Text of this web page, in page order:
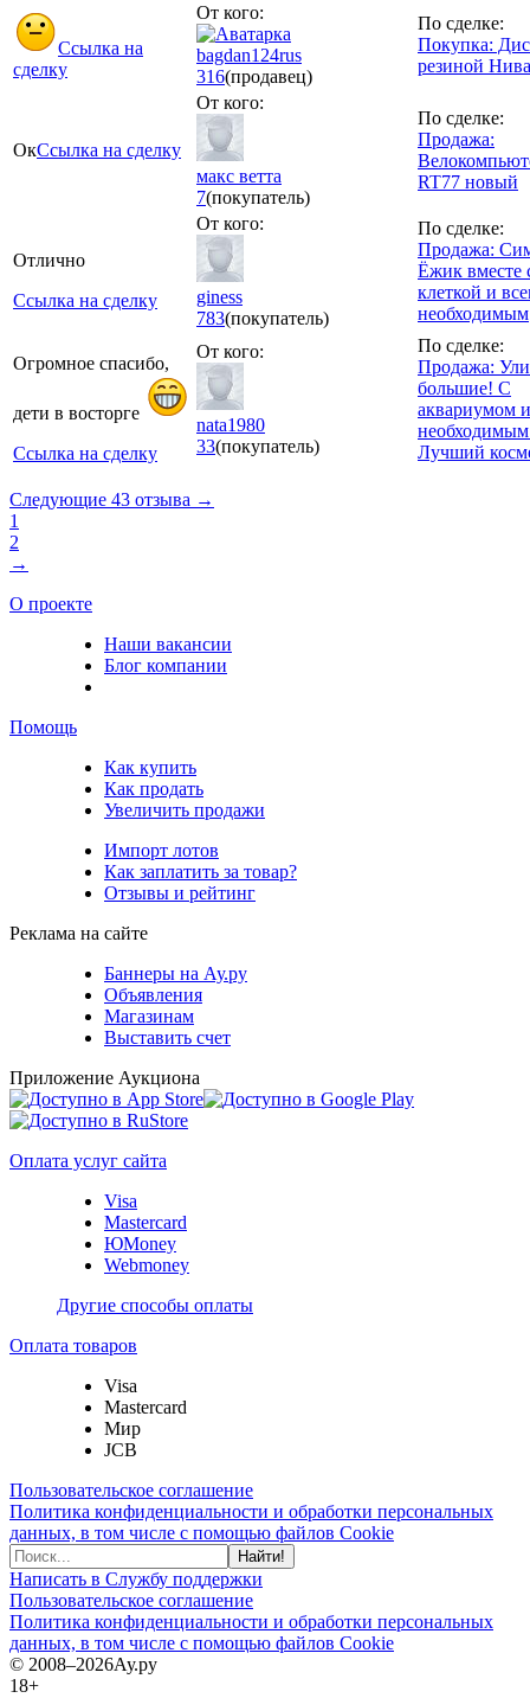
Ссылка на
сделку
От кого:
bagdan124rus
316(продавец)
По сделке:
Покупка:
резиной Нива
ОкСсылка на сделку
От кого:
макс ветта
7(покупатель)
По сделке:
Продажа:
RT77 новый
Отлично
Ссылка на сделку
От кого:
giness
783(покупатель)
По сделке:
Продажа:
Ёжик вместе
клеткой и
необходимым
Огромное спасибо,
дети в восторге
Ссылка на сделку
От кого:
nata1980
33(покупатель)
По сделке:
Продажа:
большие! С
аквариумом
Лучший
Следующие 43 отзыва →
1
2
→
О проекте
Наши вакансии
Блог компании
Помощь
Как купить
Как продать
Увеличить продажи
Импорт лотов
Как заплатить за товар?
Отзывы и рейтинг
Реклама на сайте
Баннеры на Ау.ру
Объявления
Магазинам
Выставить счет
Приложение Аукциона
Оплата услуг сайта
Visa
Mastercard
ЮMoney
Webmoney
Другие способы оплаты
Оплата товаров
Visa
Mastercard
Мир
JCB
Пользовательское соглашение
Политика конфиденциальности и обработки персональных
данных, в том числе с помощью файлов Cookie
Найти!
Написать в Службу поддержки
Пользовательское соглашение
Политика конфиденциальности и обработки персональных
данных, в том числе с помощью файлов Cookie
© 2008–2026Ау.ру
18+